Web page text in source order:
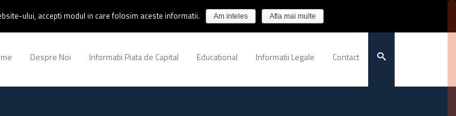
Despre Noi Informatii Piata de Capital Educational Informatii Legale Contact
ului, accepti modul in care folosim aceste informatii. Am inteles Afla mai multe